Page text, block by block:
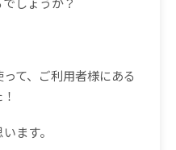
て、ご利用者様にある
ます。